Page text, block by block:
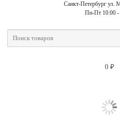
Санкт-Петербург ул.
Пн-Пт 10:00 -
0 ₽